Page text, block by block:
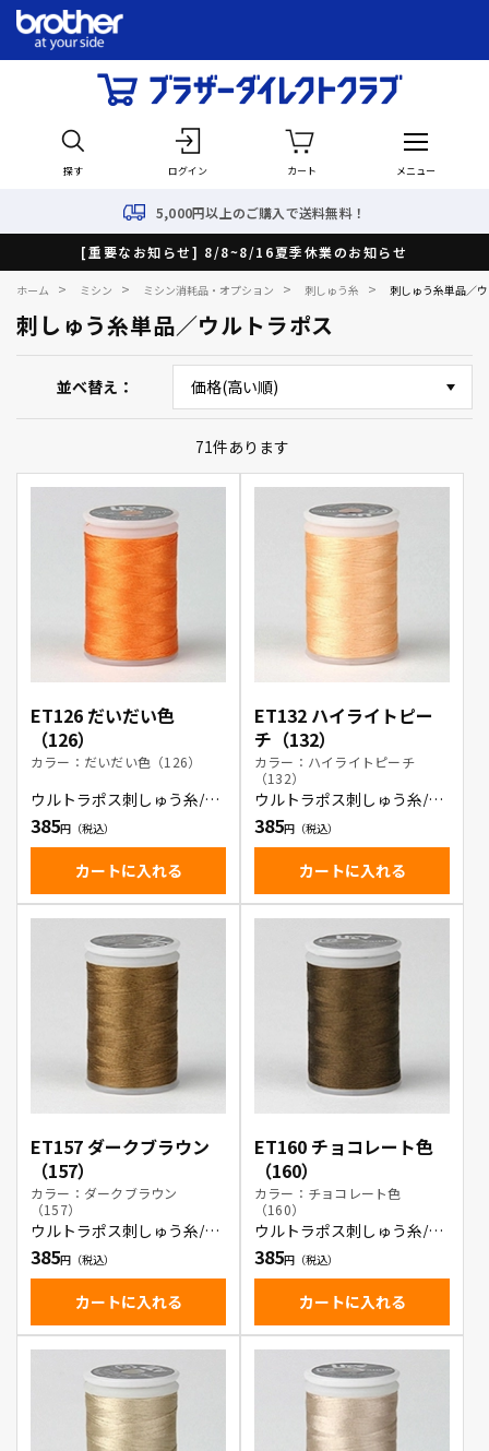
探す ログイン カート メニュー
5,000円以上のご購入で送料無料！
[重要なお知らせ] 8/8~8/16夏季休業のお知らせ
ホーム > ミシン > ミシン消耗品・オプション > 刺しゅう糸 > 刺しゅう糸単品／
刺しゅう糸単品／ウルトラポス
並べ替え
71件あります
ET126 だいだい色
（126）
カラー：だいだい色（126）
ウルトラポス刺しゅう糸/だ
いだい色
385
カートに入れる
ET132 ハイライトピー
チ（132）
カラー：ハイライトピーチ
（132）
ウルトラポス刺しゅう糸/ハ
イライトピーチ
385
カートに入れる
ET157 ダークブラウン
（157）
カラー：ダークブラウン
（157）
ウルトラポス刺しゅう糸/ダ
ークブラウン
385
カートに入れる
ET160 チョコレート色
（160）
カラー：チョコレート色
（160）
ウルトラポス刺しゅう糸/チ
ョコレート色
385
カートに入れる